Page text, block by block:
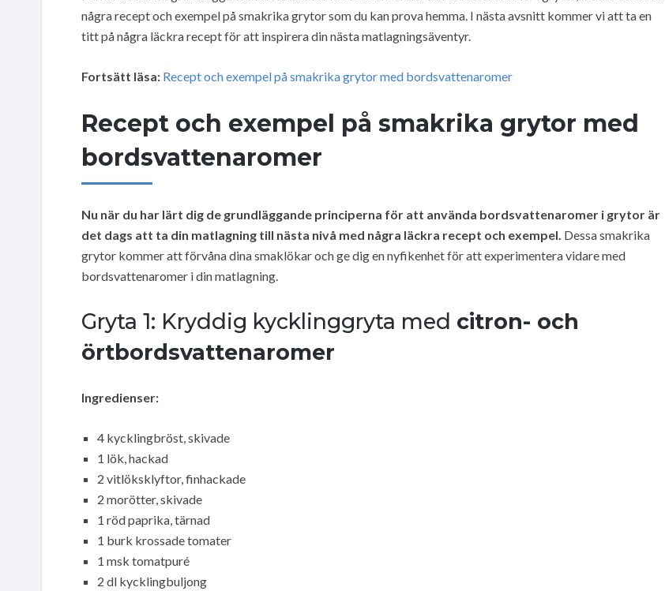
några recept och exempel på smakrika grytor som du kan prova hemma. I nästa avsnitt kommer vi att ta en
titt på några läckra recept för att inspirera din nästa matlagningsäventyr.
Fortsätt läsa: Recept och exempel på smakrika grytor med bordsvattenaromer
Recept och exempel på smakrika grytor med
bordsvattenaromer
Nu när du har lärt dig de grundläggande principerna för att använda bordsvattenaromer i grytor är
det dags att ta din matlagning till nästa nivå med några läckra recept och exempel. Dessa smakrika
grytor kommer att förvåna dina smaklökar och ge dig en nyfikenhet för att experimentera vidare med
bordsvattenaromer i din matlagning.
Gryta 1: Kryddig kycklinggryta med citron- och
örtbordsvattenaromer
Ingredienser:
4 kycklingbröst, skivade
1 lök, hackad
2 vitlöksklyftor, finhackade
2 morötter, skivade
1 röd paprika, tärnad
1 burk krossade tomater
1 msk tomatpuré
2 dl kycklingbuljong